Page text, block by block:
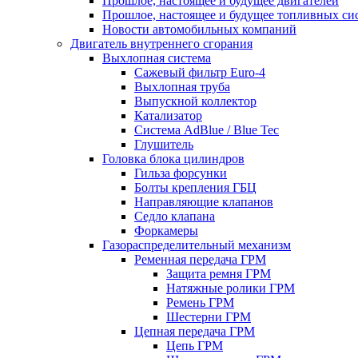
Прошлое, настоящее и будущее топливных
Новости автомобильных компаний
Двигатель внутреннего сгорания
Выхлопная система
Сажевый фильтр Euro-4
Выхлопная труба
Выпускной коллектор
Катализатор
Система AdBlue / Blue Tec
Глушитель
Головка блока цилиндров
Гильза форсунки
Болты крепления ГБЦ
Направляющие клапанов
Седло клапана
Форкамеры
Газораспределительный механизм
Ременная передача ГРМ
Защита ремня ГРМ
Натяжные ролики ГРМ
Ремень ГРМ
Шестерни ГРМ
Цепная передача ГРМ
Цепь ГРМ